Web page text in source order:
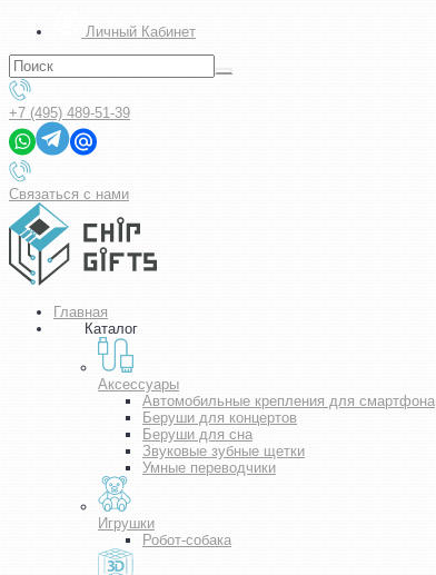
Личный Кабинет
+7 (495) 489-51-39
Связаться с нами
Главная
Каталог
Аксессуары
Автомобильные крепления для смартфона
Беруши для концертов
Беруши для сна
Звуковые зубные щетки
Умные переводчики
Игрушки
Робот-собака